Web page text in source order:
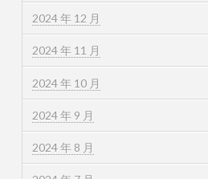
2024 年 12 月
2024 年 11 月
2024 年 10 月
2024 年 9 月
2024 年 8 月